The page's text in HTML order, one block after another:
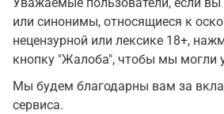
или синонимы, относящиеся к
нецензурной или лексике 18+,
кнопку "Жалоба", чтобы мы могли
Мы будем благодарны вам за
сервиса.